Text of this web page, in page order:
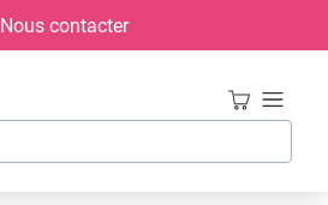
Nous contacter